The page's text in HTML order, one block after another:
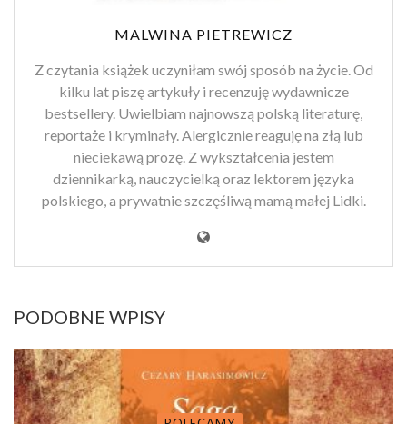
MALWINA PIETREWICZ
Z czytania książek uczyniłam swój sposób na życie. Od
kilku lat piszę artykuły i recenzuję wydawnicze
bestsellery. Uwielbiam najnowszą polską literaturę,
reportaże i kryminały. Alergicznie reaguję na złą lub
nieciekawą prozę. Z wykształcenia jestem
dziennikarką, nauczycielką oraz lektorem języka
polskiego, a prywatnie szczęśliwą mamą małej Lidki.
PODOBNE WPISY